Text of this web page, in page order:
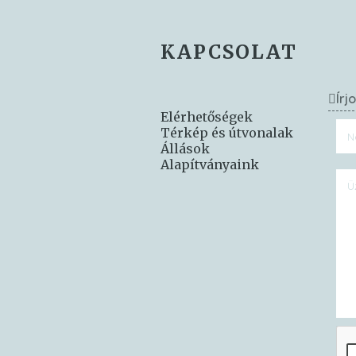
KAPCSOLAT
Elérhetőségek
Térkép és útvonalak
Állások
Alapítványaink